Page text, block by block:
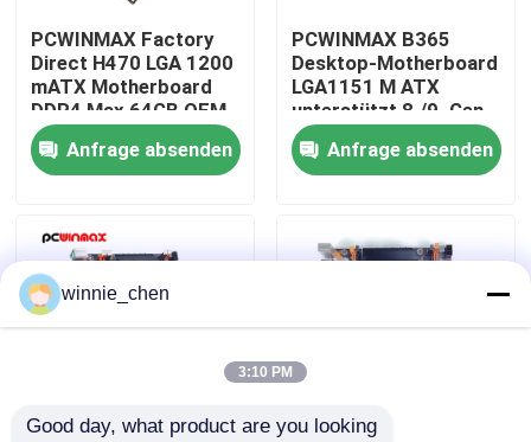
Fabrik-Ausflug
Qualitätskontrolle
Fordern Sie ein Zitat
Mining-Grafikkarte
PCWINMAX Factory
Direct H470 LGA 1200
mATX Motherboard
DDR4 Max 64GB OEM
ODM Unterstützung
10. 11. Generation
CPU Großhandel
Anfrage absenden
PCWINMAX B365
Desktop-Motherboard
LGA1151 M ATX
unterstützt 8./9. Gen
CPU DDR4 bis zu 64
GB M.2 USB 3.0
Mainboard OEM
Anfrage absenden
winnie_chen
3:10 PM
Good day, what product are you looking